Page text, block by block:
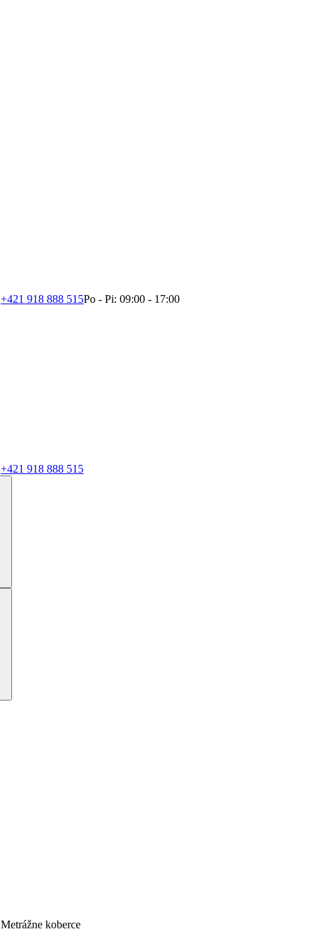
+421 918 888 515Po - Pi: 09:00 - 17:00
+421 918 888 515
Metrážne koberce